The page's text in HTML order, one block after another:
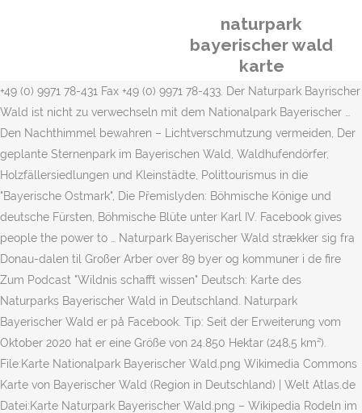
naturpark
bayerischer wald
karte
+49 (0) 9971 78-431 Fax +49 (0) 9971 78-433. Der Naturpark Bayrischer
Wald ist nicht zu verwechseln mit dem Nationalpark Bayerischer …
Den Nachthimmel bewahren – Lichtverschmutzung vermeiden, Der
geplante Sternenpark im Bayerischen Wald, Waldhufendörfer,
Holzfällersiedlungen und Kleinstädte, Polittourismus in die
"Bayerische Ostmark", Die Přemislyden: Böhmische Könige und
deutsche Fürsten, Böhmische Blüte unter Karl IV. Facebook gives
people the power to … Naturpark Bayerischer Wald strækker sig fra
Donau-dalen til Großer Arber over 89 byer og kommuner i de fire
Zum Podcast "Wildnis schafft wissen" Deutsch: Karte des
Naturparks Bayerischer Wald in Deutschland. Naturpark
Bayerischer Wald er på Facebook. Tip: Seit der Erweiterung vom
Oktober 2020 hat er eine Größe von 24.850 Hektar (248,5 km²).
File:Karte Nationalpark Bayerischer Wald.png Wikimedia Commons
Karte von Bayerischer Wald (Region in Deutschland) | Welt Atlas.de
Datei:Karte Naturpark Bayerischer Wald.png – Wikipedia Rodeln im